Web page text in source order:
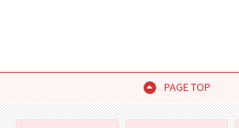
PAGE TOP